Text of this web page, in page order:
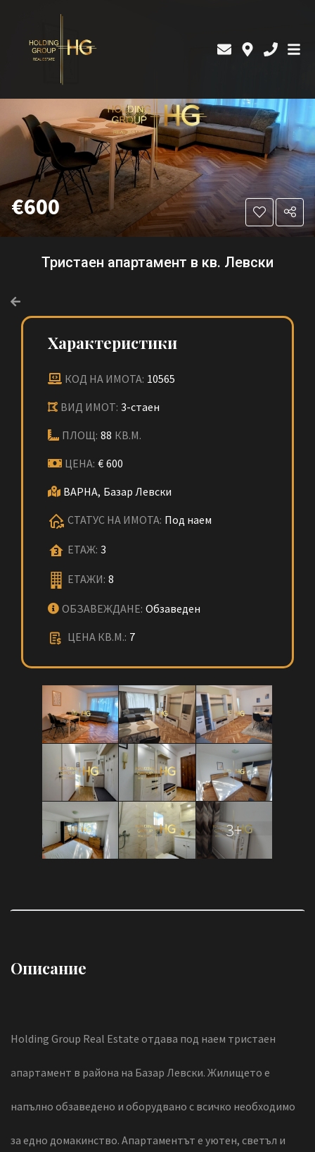
€600
Тристаен апартамент в кв. Левски
Характеристики
КОД НА ИМОТА: 10565
ВИД ИМОТ: 3-стаен
ПЛОЩ: 88 КВ.М.
ЦЕНА: € 600
ВАРНА, Базар Левски
СТАТУС НА ИМОТА: Под наем
ЕТАЖ: 3
ЕТАЖИ: 8
ОБЗАВЕЖДАНЕ: Обзаведен
ЦЕНА КВ.М.: 7
3+
Описание
Holding Group Real Estate отдава под наем тристаен
апартамент в района на Базар Левски. Жилището е
напълно обзаведено и оборудвано с всичко необходимо
за едно домакинство. Апартаментът е уютен, светъл и